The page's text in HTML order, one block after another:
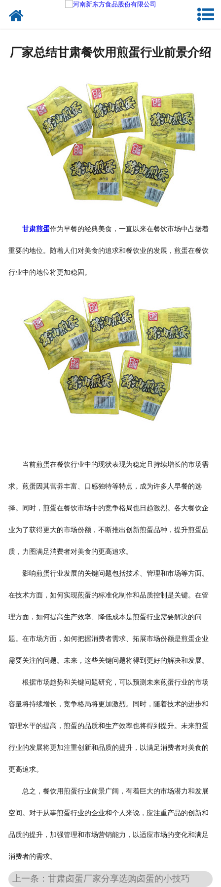
关于新东方
加入新东方
联系我们
厂家总结甘肃餐饮用煎蛋行业前景介绍
甘肃煎蛋作为早餐的经典美食，一直以来在餐饮市场中占据着
重要的地位。随着人们对美食的追求和餐饮业的发展，煎蛋在餐饮
行业中的地位将更加稳固。
当前煎蛋在餐饮行业中的现状表现为稳定且持续增长的市场需
求。煎蛋因其营养丰富、口感独特等特点，成为许多人早餐的选
择。同时，煎蛋在餐饮市场中的竞争格局也日趋激烈。各大餐饮企
业为了获得更大的市场份额，不断推出创新煎蛋品种，提升煎蛋品
质，力图满足消费者对美食的更高追求。
影响煎蛋行业发展的关键问题包括技术、管理和市场等方面。
在技术方面，如何实现煎蛋的标准化制作和品质控制是关键。在管
理方面，如何提高生产效率、降低成本是煎蛋行业需要解决的问
题。在市场方面，如何把握消费者需求、拓展市场份额是煎蛋企业
需要关注的问题。未来，这些关键问题将得到更好的解决和发展。
根据市场趋势和关键问题研究，可以预测未来煎蛋行业的市场
容量将持续增长，竞争格局将更加激烈。同时，随着技术的进步和
管理水平的提高，煎蛋的品质和生产效率也将得到提升。未来煎蛋
行业的发展将更加注重创新和品质的提升，以满足消费者对美食的
更高追求。
总之，餐饮用煎蛋行业前景广阔，有着巨大的市场潜力和发展
空间。对于从事煎蛋行业的企业和个人来说，应注重产品的创新和
品质的提升，加强管理和市场营销能力，以适应市场的变化和满足
消费者的需求。
上一条：甘肃卤蛋厂家分享选购卤蛋的小技巧